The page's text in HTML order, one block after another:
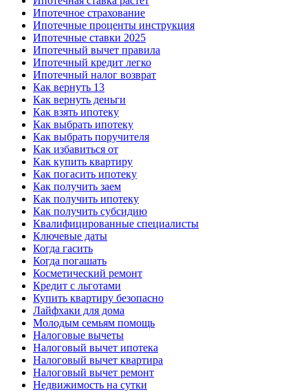
Ипотечное страхование
Ипотечные проценты инструкция
Ипотечные ставки 2025
Ипотечный вычет правила
Ипотечный кредит легко
Ипотечный налог возврат
Как вернуть 13
Как вернуть деньги
Как взять ипотеку
Как выбрать ипотеку
Как выбрать поручителя
Как избавиться от
Как купить квартиру
Как погасить ипотеку
Как получить заем
Как получить ипотеку
Как получить субсидию
Квалифицированные специалисты
Ключевые даты
Когда гасить
Когда погашать
Косметический ремонт
Кредит с льготами
Купить квартиру безопасно
Лайфхаки для дома
Молодым семьям помощь
Налоговые вычеты
Налоговый вычет ипотека
Налоговый вычет квартира
Налоговый вычет ремонт
Недвижимость на сутки